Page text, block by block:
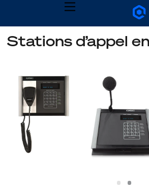
Q-
SYS
MENU
QSYS.com (English)
India (English)
Français
日本語
한국어
Stations d’appel
Slide
1 Slide
2